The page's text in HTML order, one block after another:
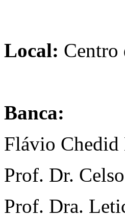
Local: Centro
Banca:
Flávio Chedid
Prof. Dr.
Prof. Dra.